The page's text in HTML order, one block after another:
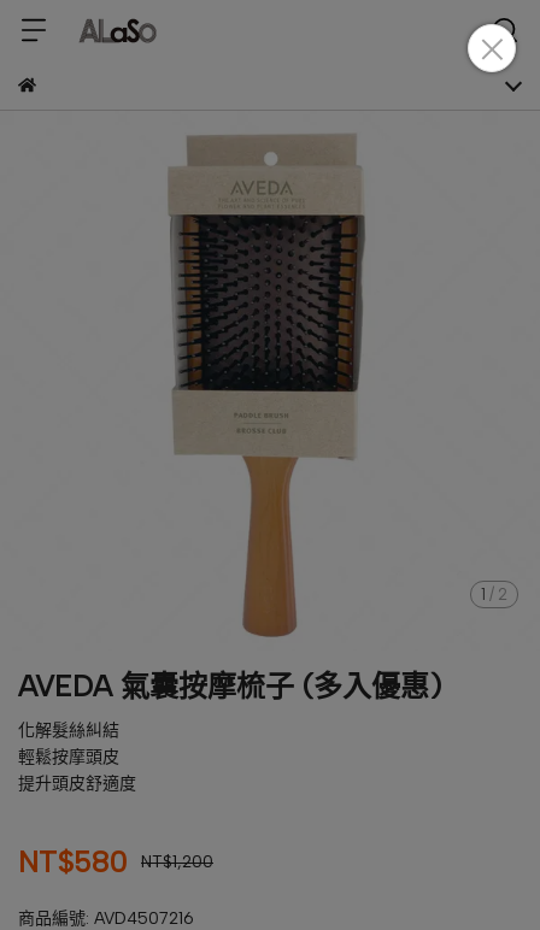
1 / 2
AVEDA 氣囊按摩梳子 (多入優惠)
化解髮絲糾結
輕鬆按摩頭皮
提升頭皮舒適度
NT$580 NT$1,200
商品編號: AVD4507216